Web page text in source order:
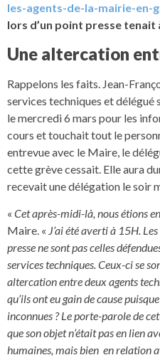
les-agents-de-la-mairie-en-
lors d’un point presse
Une altercation
Rappelons les faits. Jean-
services techniques et
le mercredi 6 mars pour les
cours et touchait tout le
entrevue avec le Maire, le
cette grève cessait. Elle aura
recevait une délégation le soir
« Cet après-midi-là, nous étions
Maire. « J’ai été averti à 15H.
presse ne sont pas celles
services techniques. Ceux-ci se
altercation entre deux agents
qu’ils ont eu gain de cause
inconnues ? Le porte-parole de
que son objet n’était pas en lien
humaines, mais bien en relation